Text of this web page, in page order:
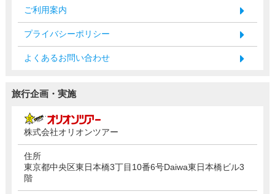
ご利用案内
プライバシーポリシー
よくあるお問い合わせ
旅行企画・実施
株式会社オリオンツアー
住所
東京都中央区東日本橋3丁目10番6号Daiwa東日本橋ビル3
階